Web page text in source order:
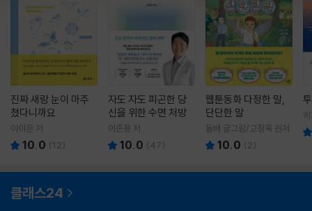
진짜 새랑 눈이 마주
쳤다니까요
이이은 저
10.0 (12)
자도 자도 피곤한 당
신을 위한 수면 처방
이준용 저
10.0 (47)
웹툰동화 다정한 말,
단단한 말
돌배 글그림/고정욱 원저
10.0 ( 2)
클래스24